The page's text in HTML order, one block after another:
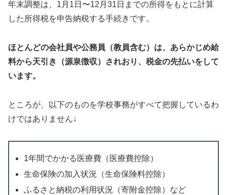
年末調整は、1月1日〜12月31日までの所得をもとに計算
した所得税を申告納税する手続きです。
ほとんどの会社員や公務員（教員含む）は、あらかじめ給
料から天引き（源泉徴収）されおり、税金の先払いをして
います。
ところが、以下のものを学校事務がすべて把握しているわ
けではありません↓
1年間でかかる医療費（医療費控除）
生命保険の加入状況（生命保険料控除）
ふるさと納税の利用状況（寄附金控除）など